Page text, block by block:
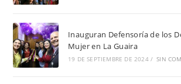
Inauguran Defensoría de los
Mujer en La Guaira
19 DE SEPTIEMBRE DE 2024 / SIN